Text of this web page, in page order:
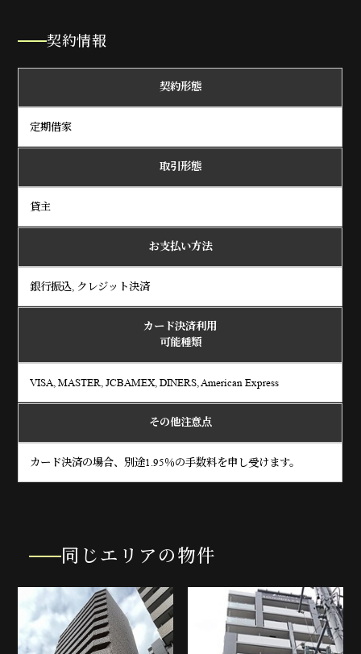
契約情報
契約形態
定期借家
取引形態
貸主
お支払い方法
銀行振込, クレジット決済
カード決済利用
可能種類
VISA, MASTER, JCBAMEX, DINERS, American Express
その他注意点
カード決済の場合、別途1.95％の手数料を申し受けます。
同じエリアの物件